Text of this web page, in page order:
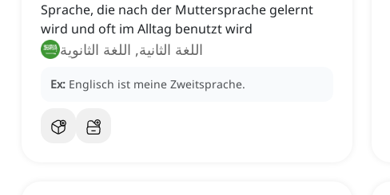
Sprache, die nach der Muttersprache gelernt
wird und oft im Alltag benutzt wird
اللغة الثانية, اللغة الثانوية
Ex: Englisch ist meine Zweitsprache.